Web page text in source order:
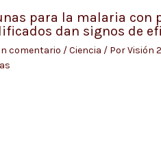
para la malaria con
dan signos de
comentario /Ciencia / PorVisión